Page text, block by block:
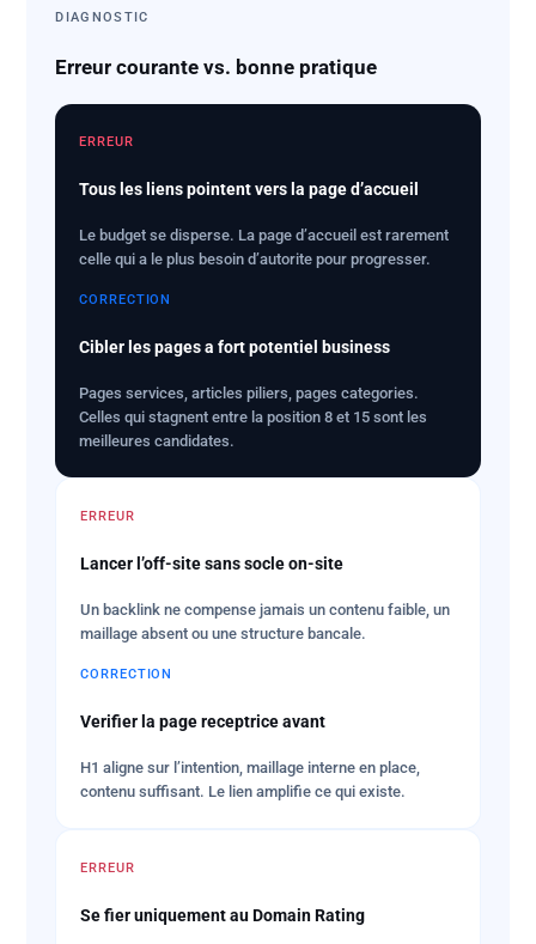
DIAGNOSTIC
Erreur courante vs. bonne pratique
ERREUR
Tous les liens pointent vers la page d’accueil
Le budget se disperse. La page d’accueil est rarement
celle qui a le plus besoin d’autorite pour progresser.
CORRECTION
Cibler les pages a fort potentiel business
Pages services, articles piliers, pages categories.
Celles qui stagnent entre la position 8 et 15 sont les
meilleures candidates.
ERREUR
Lancer l’off-site sans socle on-site
Un backlink ne compense jamais un contenu faible, un
maillage absent ou une structure bancale.
CORRECTION
Verifier la page receptrice avant
H1 aligne sur l’intention, maillage interne en place,
contenu suffisant. Le lien amplifie ce qui existe.
ERREUR
Se fier uniquement au Domain Rating